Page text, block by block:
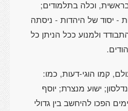
וכלה בתלמודים;
- יסוד של היהדות - ניסתה
ולמנוע ככל הניתן כל
קמו הוגי-דעות, כמו:
ישוע מנצרת; יוסף
הפכו להיחשב בין גדולי